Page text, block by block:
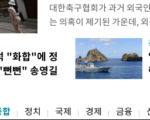
대한축구협회가 과거 외국
는 의혹이 제기된 가운데,
도하면서 파장이 커지고
광부가 2016년 작성한 감
2011년 3월부터 2012년 3
에 참여한 외국인 심판들에
"화합"에 정
뻔" 송영길
합 정치 국제 경제 금융